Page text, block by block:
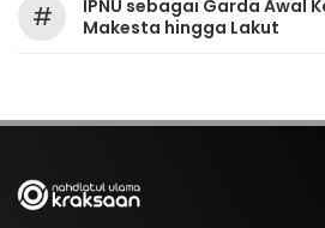
#
IPNU sebagai Garda Awal
Makesta hingga Lakut